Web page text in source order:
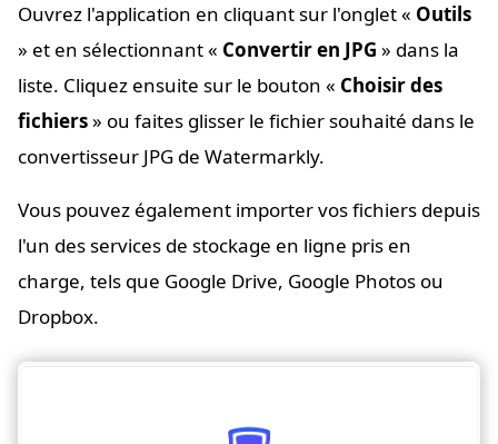
Ouvrez l'application en cliquant sur l'onglet « Outils
» et en sélectionnant « Convertir en JPG » dans la
liste. Cliquez ensuite sur le bouton « Choisir des
fichiers» ou faites glisser le fichier souhaité dans le
convertisseur JPG de Watermarkly.
Vous pouvez également importer vos fichiers depuis
l'un des services de stockage en ligne pris en
charge, tels que Google Drive, Google Photos ou
Dropbox.